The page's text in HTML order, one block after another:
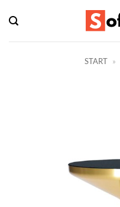
Inhalt
springen
START »